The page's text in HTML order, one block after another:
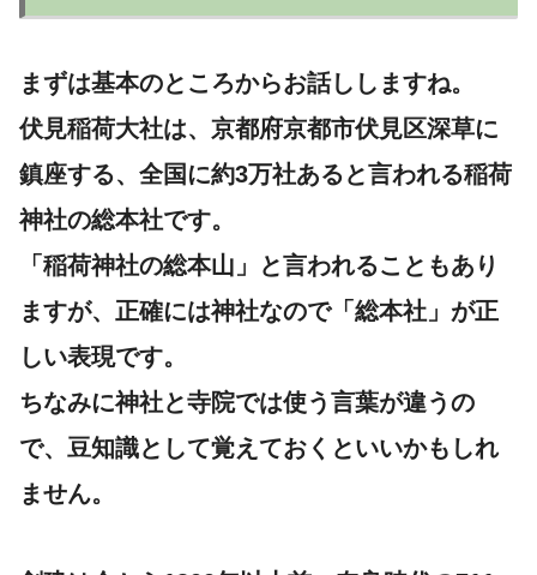
まずは基本のところからお話ししますね。
伏見稲荷大社は、京都府京都市伏見区深草に
鎮座する、 全国に約3万社あると言われる稲荷
神社の総本社です。
「稲荷神社の総本山」と言われることもあり
ますが、正確には神社なので「総本社」が正
しい表現です。
ちなみに神社と寺院では使う言葉が違うの
で、豆知識として覚えておくといいかもしれ
ません。